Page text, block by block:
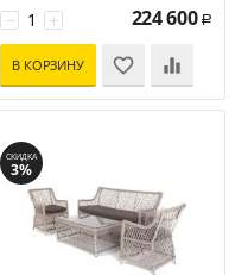
+
− 224 600 Р
В КОРЗИНУ
СКИДКА
3%